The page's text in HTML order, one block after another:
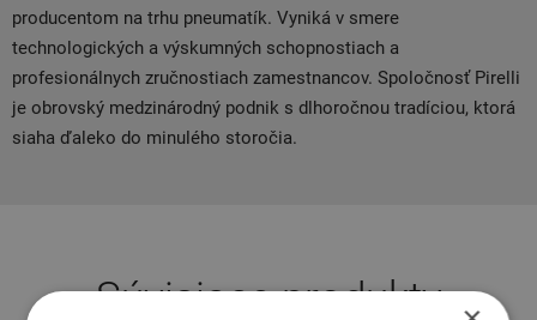
producentom na trhu pneumatík. Vyniká v smere
technologických a výskumných schopnostiach a
profesionálnych zručnostiach zamestnancov. Spoločnosť Pirelli
je obrovský medzinárodný podnik s dlhoročnou tradíciou, ktorá
siaha ďaleko do minulého storočia.
Súvisiace produkty